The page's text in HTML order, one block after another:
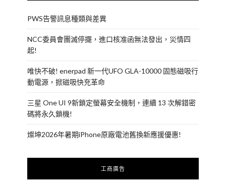
PWS告警訊息種類與差異
NCC委員會團滅停擺，進口核准函無法發出，災情四
起!
唯快不破! enerpad 新一代UFO GLA-10000 固態磁吸行
動電源，掀磁吸快充革命
三星 One UI 9新鎖定螢幕安全機制，連續 13 次解錯密
碼將永久鎖機!
燦坤2026年暑期iPhone原廠電池舊換新應援優惠!
工商廣告